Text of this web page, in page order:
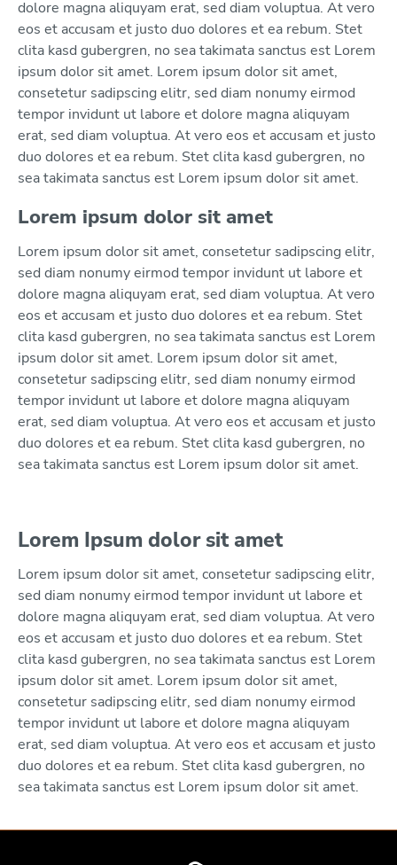
dolore magna aliquyam erat, sed diam voluptua. At vero
eos et accusam et justo duo dolores et ea rebum. Stet
clita kasd gubergren, no sea takimata sanctus est Lorem
ipsum dolor sit amet. Lorem ipsum dolor sit amet,
consetetur sadipscing elitr, sed diam nonumy eirmod
tempor invidunt ut labore et dolore magna aliquyam
erat, sed diam voluptua. At vero eos et accusam et justo
duo dolores et ea rebum. Stet clita kasd gubergren, no
sea takimata sanctus est Lorem ipsum dolor sit amet.
Lorem ipsum dolor sit amet
Lorem ipsum dolor sit amet, consetetur sadipscing elitr,
sed diam nonumy eirmod tempor invidunt ut labore et
dolore magna aliquyam erat, sed diam voluptua. At vero
eos et accusam et justo duo dolores et ea rebum. Stet
clita kasd gubergren, no sea takimata sanctus est Lorem
ipsum dolor sit amet. Lorem ipsum dolor sit amet,
consetetur sadipscing elitr, sed diam nonumy eirmod
tempor invidunt ut labore et dolore magna aliquyam
erat, sed diam voluptua. At vero eos et accusam et justo
duo dolores et ea rebum. Stet clita kasd gubergren, no
sea takimata sanctus est Lorem ipsum dolor sit amet.
Lorem Ipsum dolor sit amet
Lorem ipsum dolor sit amet, consetetur sadipscing elitr,
sed diam nonumy eirmod tempor invidunt ut labore et
dolore magna aliquyam erat, sed diam voluptua. At vero
eos et accusam et justo duo dolores et ea rebum. Stet
clita kasd gubergren, no sea takimata sanctus est Lorem
ipsum dolor sit amet. Lorem ipsum dolor sit amet,
consetetur sadipscing elitr, sed diam nonumy eirmod
tempor invidunt ut labore et dolore magna aliquyam
erat, sed diam voluptua. At vero eos et accusam et justo
duo dolores et ea rebum. Stet clita kasd gubergren, no
sea takimata sanctus est Lorem ipsum dolor sit amet.